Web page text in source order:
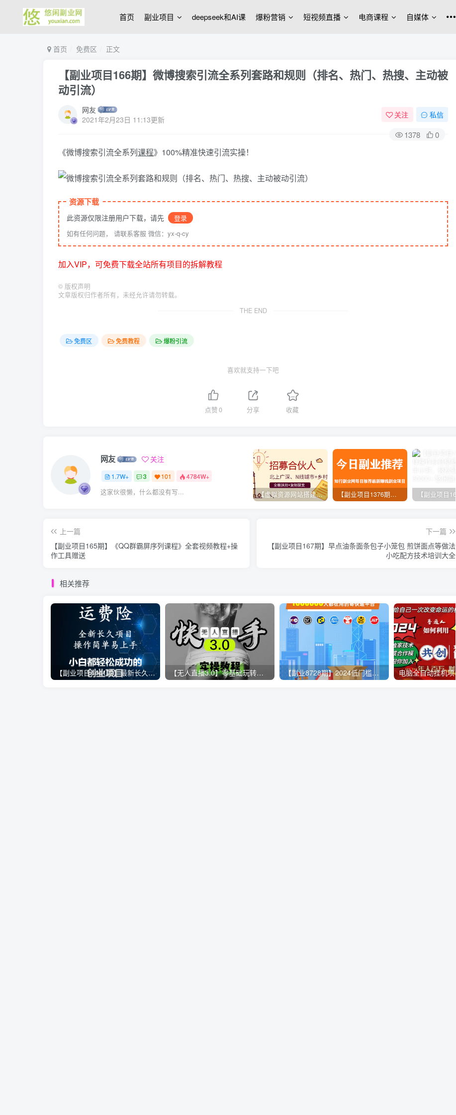
首页 副业项目 deepseek和AI课 爆粉营销 短视频直播 电商课程 自媒体
首页 免费区 正文
【副业项目166期】微博搜索引流全系列套路和规则（排名、热门、热搜、主动被
动引流）
网友
2021年2月23日 11:13更新
关注 私信
1378 0
《微博搜索引流全系列课程》100%精准快速引流实操！
资源下载
此资源仅限注册用户下载，请先
登录
如有任何问题， 请联系客服 微信：yx-q-cy
加入VIP，可免费下载全站所有项目的拆解教程
© 版权声明
文章版权归作者所有，未经允许请勿转载。
THE END
免费区 免费教程 爆粉引流
喜欢就支持一下吧
点赞0 分享 收藏
网友 关注
1.7W+ 3 101 4784W+
这家伙很懒，什么都没有写... 【虚拟资源网站搭建服务】加盟本站系统，做一个和本站一样的独立网站，躺赚的项目 【副业项目1376期】龟课最新闲鱼项目玩法实战教程_全新升级月收益几千到几万
上一篇
【副业项目165期】《QQ群霸屏序列课程》全套视频教程+操
作工具赠送
下一篇
【副业项目167期】早点油条面条包子小笼包 煎饼面点等做法
小吃配方技术培训大全
相关推荐
【副业项目4441期】最新长久稳定暴利项目，运费险全新玩法，日赚1000（包含详细教程，全程指导） 【无人直播3.0】零基础玩转男粉快手无人直播日产1000+，稳狠猛，2023男粉落地项目实操教程 【副业8728期】2024低门槛副业风口快递CPS，月收入过万的项目